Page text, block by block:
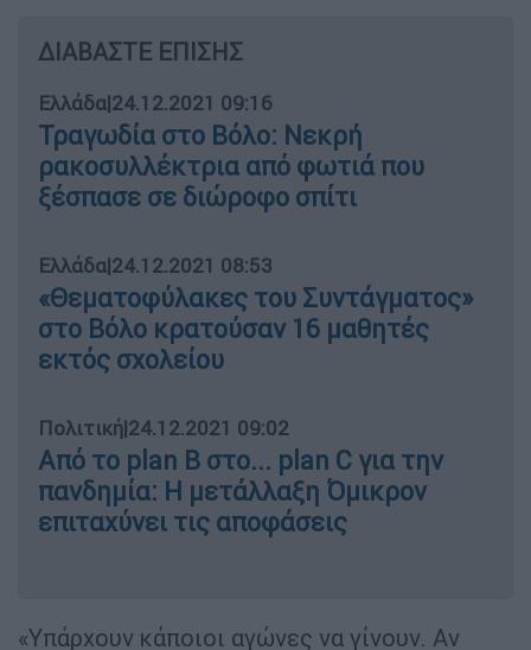
ΔΙΑΒΑΣΤΕ ΕΠΙΣΗΣ
Ελλάδα|24.12.2021 09:16
Τραγωδία στο Βόλο: Νεκρή
ρακοσυλλέκτρια από φωτιά που
ξέσπασε σε διώροφο σπίτι
Ελλάδα|24.12.2021 08:53
«Θεματοφύλακες του Συντάγματος»
στο Βόλο κρατούσαν 16 μαθητές
εκτός σχολείου
Πολιτική|24.12.2021 09:02
Από το plan Β στο... plan C για την
πανδημία: Η μετάλλαξη Όμικρον
επιταχύνει τις αποφάσεις
«Υπάρχουν κάποιοι αγώνες να γίνουν. Αν